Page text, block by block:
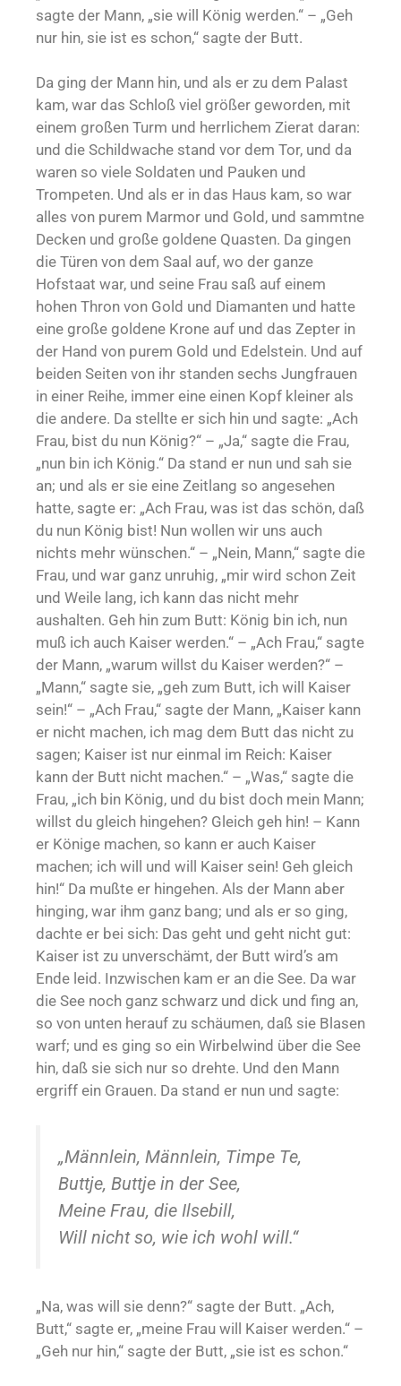
sagte der Mann, „sie will König werden.“ – „Geh
nur hin, sie ist es schon,“ sagte der Butt.
Da ging der Mann hin, und als er zu dem Palast
kam, war das Schloß viel größer geworden, mit
einem großen Turm und herrlichem Zierat daran:
und die Schildwache stand vor dem Tor, und da
waren so viele Soldaten und Pauken und
Trompeten. Und als er in das Haus kam, so war
alles von purem Marmor und Gold, und sammtne
Decken und große goldene Quasten. Da gingen
die Türen von dem Saal auf, wo der ganze
Hofstaat war, und seine Frau saß auf einem
hohen Thron von Gold und Diamanten und hatte
eine große goldene Krone auf und das Zepter in
der Hand von purem Gold und Edelstein. Und auf
beiden Seiten von ihr standen sechs Jungfrauen
in einer Reihe, immer eine einen Kopf kleiner als
die andere. Da stellte er sich hin und sagte: „Ach
Frau, bist du nun König?“ – „Ja,“ sagte die Frau,
„nun bin ich König.“ Da stand er nun und sah sie
an; und als er sie eine Zeitlang so angesehen
hatte, sagte er: „Ach Frau, was ist das schön, daß
du nun König bist! Nun wollen wir uns auch
nichts mehr wünschen.“ – „Nein, Mann,“ sagte die
Frau, und war ganz unruhig, „mir wird schon Zeit
und Weile lang, ich kann das nicht mehr
aushalten. Geh hin zum Butt: König bin ich, nun
muß ich auch Kaiser werden.“ – „Ach Frau,“ sagte
der Mann, „warum willst du Kaiser werden?“ –
„Mann,“ sagte sie, „geh zum Butt, ich will Kaiser
sein!“ – „Ach Frau,“ sagte der Mann, „Kaiser kann
er nicht machen, ich mag dem Butt das nicht zu
sagen; Kaiser ist nur einmal im Reich: Kaiser
kann der Butt nicht machen.“ – „Was,“ sagte die
Frau, „ich bin König, und du bist doch mein Mann;
willst du gleich hingehen? Gleich geh hin! – Kann
er Könige machen, so kann er auch Kaiser
machen; ich will und will Kaiser sein! Geh gleich
hin!“ Da mußte er hingehen. Als der Mann aber
hinging, war ihm ganz bang; und als er so ging,
dachte er bei sich: Das geht und geht nicht gut:
Kaiser ist zu unverschämt, der Butt wird’s am
Ende leid. Inzwischen kam er an die See. Da war
die See noch ganz schwarz und dick und fing an,
so von unten herauf zu schäumen, daß sie Blasen
warf; und es ging so ein Wirbelwind über die See
hin, daß sie sich nur so drehte. Und den Mann
ergriff ein Grauen. Da stand er nun und sagte:
„Männlein, Männlein, Timpe Te,
Buttje, Buttje in der See,
Meine Frau, die Ilsebill,
Will nicht so, wie ich wohl will.“
„Na, was will sie denn?“ sagte der Butt. „Ach,
Butt,“ sagte er, „meine Frau will Kaiser werden.“ –
„Geh nur hin,“ sagte der Butt, „sie ist es schon.“